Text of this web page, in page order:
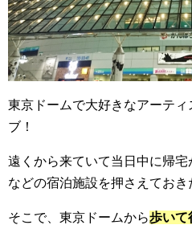
東京ドームで大好きなアーテ
ブ！
遠くから来ていて当日中に帰
などの宿泊施設を押さえておき
そこで、東京ドームから歩いて